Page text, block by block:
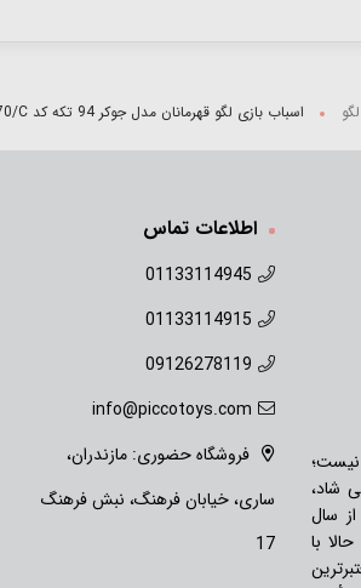
اسباب بازی لگو قهرمانان مدل جوکر 94 تکه کد P/4070/C
شاد،
سال
با
اطلاعات تماس
01133114945
01133114915
09126278119
info@piccotoys.com
فروشگاه حضوری: مازندران،
ساری، خیابان فرهنگ، نبش فرهنگ
17